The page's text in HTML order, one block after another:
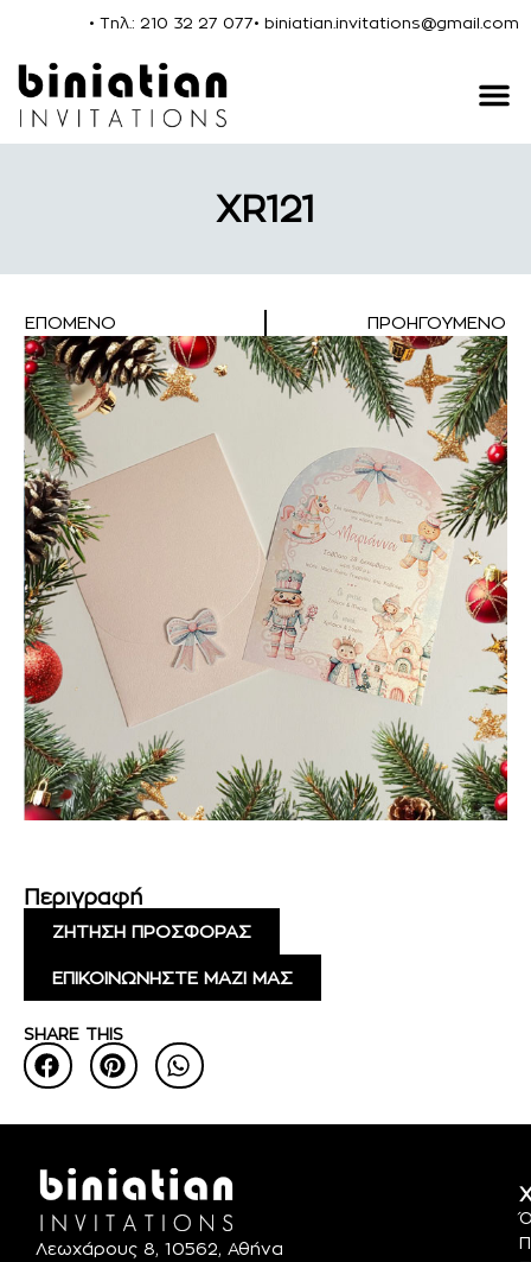
• Τηλ.: 210 32 27 077• biniatian.invitations@gmail.com
XR121
Περιγραφή
ΖΗΤΗΣΗ ΠΡΟΣΦΟΡΑΣ
ΕΠΙΚΟΙΝΩΝΗΣΤΕ ΜΑΖΙ ΜΑΣ
SHARE THIS
ΕΠΌΜΕΝΟ ΠΡΟΗΓΟΎΜΕΝΟ
Λεωχάρους 8, 10562, Αθήνα